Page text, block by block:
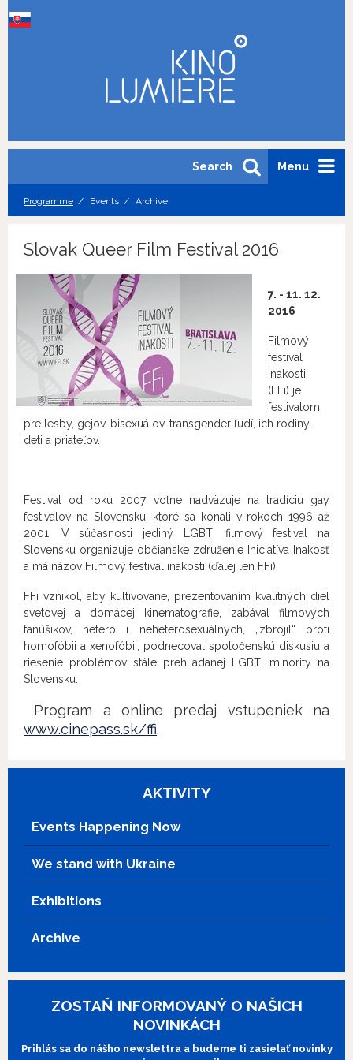
Menu
Search
Programme Events Archive
Slovak Queer Film Festival 2016
7. - 11. 12.
2016
Filmový
festival
inakosti
(FFi) je
festivalom
pre lesby, gejov, bisexuálov, transgender ľudí, ich rodiny,
deti a priateľov.
Festival od roku 2007 voľne nadväzuje na tradíciu gay
festivalov na Slovensku, ktoré sa konali v rokoch 1996 až
2001. V súčasnosti jediný LGBTI filmový festival na
Slovensku organizuje občianske združenie Iniciatíva Inakosť
a má názov Filmový festival inakosti (ďalej len FFi).
FFi vznikol, aby kultivovane, prezentovaním kvalitných diel
svetovej a domácej kinematografie, zabával filmových
fanúšikov, hetero i neheterosexuálnych, „zbrojil“ proti
homofóbii a xenofóbii, podnecoval spoločenskú diskusiu a
riešenie problémov stále prehliadanej LGBTI minority na
Slovensku.
Program a online predaj vstupeniek na
www.cinepass.sk/ffi.
AKTIVITY
Events Happening Now
We stand with Ukraine
Exhibitions
Archive
ZOSTAŇ INFORMOVANÝ O NAŠICH
NOVINKÁCH
Prihlás sa do nášho newslettra a budeme ti zasielať novinky